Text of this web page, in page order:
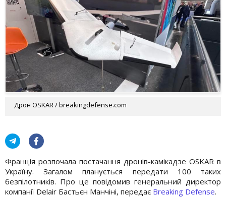
Дрон OSKAR / breakingdefense.com
Франція розпочала постачання дронів-камікадзе OSKAR в
Україну. Загалом планується передати 100 таких
безпілотників. Про це повідомив генеральний директор
компанії Delair Бастьєн Манчіні, передає Breaking Defense.